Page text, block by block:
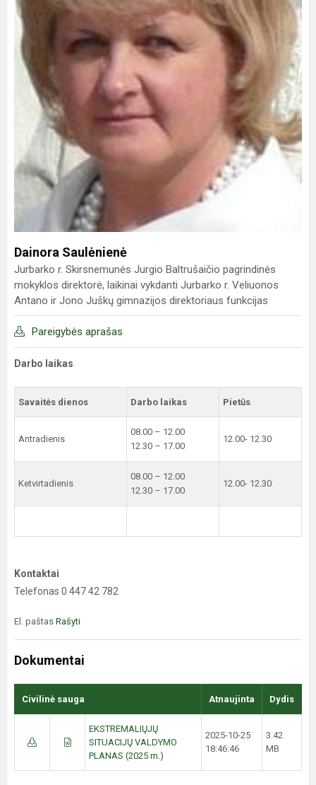
Dainora Saulėnienė
Jurbarko r. Skirsnemunės Jurgio Baltrušaičio pagrindinės
mokyklos direktorė, laikinai vykdanti Jurbarko r. Veliuonos
Antano ir Jono Juškų gimnazijos direktoriaus funkcijas
Pareigybės aprašas
Darbo laikas
Savaitės dienos Darbo laikas Pietūs
Antradienis
08.00 – 12.00
12.30 – 17.00
12.00- 12.30
Ketvirtadienis
08.00 – 12.00
12.30 – 17.00
12.00- 12.30
Kontaktai
Telefonas 0 447 42 782
El. paštas Rašyti
Dokumentai
Civilinė sauga Atnaujinta Dydis
EKSTREMALIŲJŲ
SITUACIJŲ VALDYMO
PLANAS (2025 m.)
2025-10-25
18:46:46
3.42
MB